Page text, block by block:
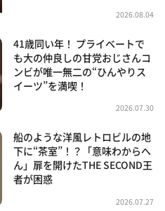
2026.08.04
41歳同い年！ プライベートで
も大の仲良しの甘党おじさんコ
ンビが唯一無二の“ひんやりス
イーツ”を満喫！
2026.07.30
船のような洋風レトロビルの地
下に“茶室”！？「意味わからへ
ん」扉を開けたTHE SECOND王
者が困惑
2026.07.27